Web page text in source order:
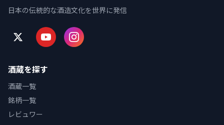
日本の伝統的な酒造文化を世界に発信
酒蔵を探す
酒蔵一覧
銘柄一覧
レビュワー